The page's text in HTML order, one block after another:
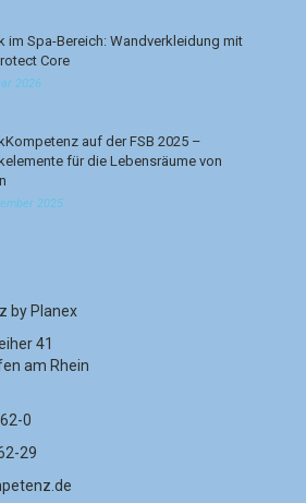
im Spa-Bereich: Wandverkleidung mit
Core
2026
auf der FSB 2025 –
für die Lebensräume von
2025
by Planex
41
am Rhein
0
29